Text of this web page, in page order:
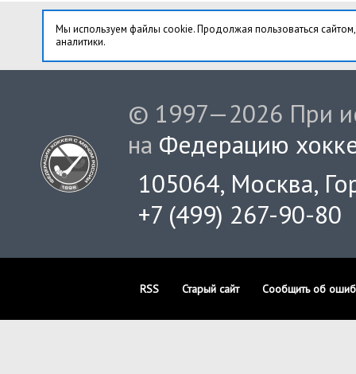
Мы используем файлы cookie. Продолжая пользоваться
аналитики.
© 1997—2026 При
на Федерацию
105064, Москва,
+7 (499) 267-90-80
RSS Старый сайт Сообщить об